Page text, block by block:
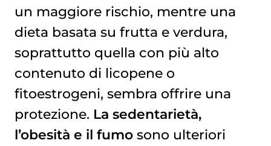
un maggiore rischio, mentre una
dieta basata su frutta e verdura,
soprattutto quella con più alto
contenuto di licopene o
fitoestrogeni, sembra offrire una
protezione. La sedentarietà,
l’obesità e il fumosono ulteriori